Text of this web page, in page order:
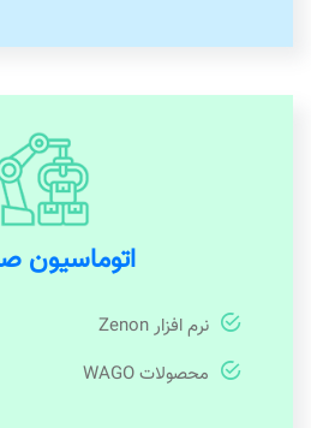
اتوماسیون
نرم افزار Zenon
محصولات WAGO